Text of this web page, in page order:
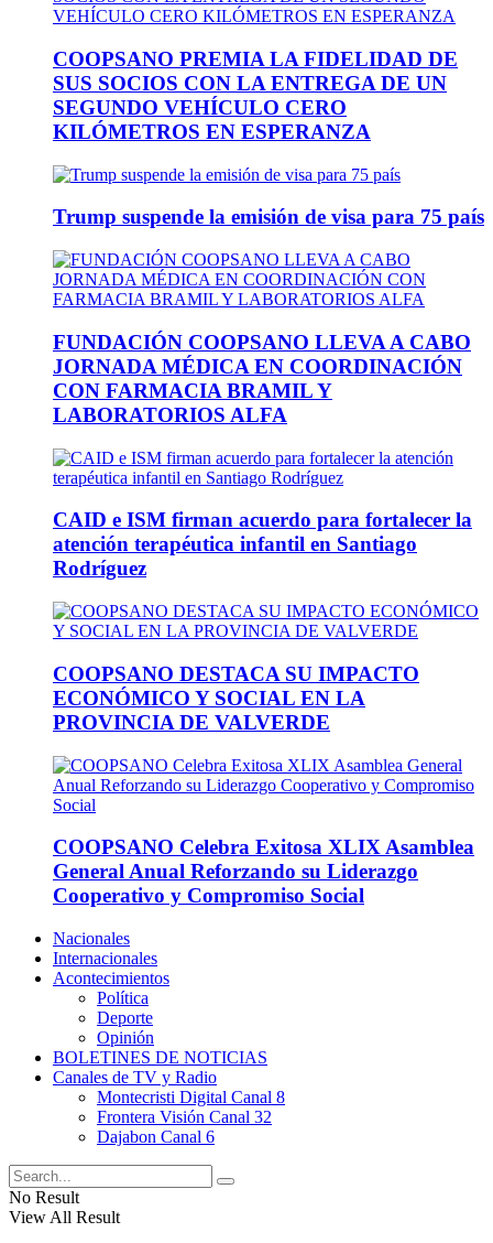
COOPSANO PREMIA LA FIDELIDAD DE
SUS SOCIOS CON LA ENTREGA DE UN
SEGUNDO VEHÍCULO CERO
KILÓMETROS EN ESPERANZA
Trump suspende la emisión de visa para 75 país
FUNDACIÓN COOPSANO LLEVA A CABO
JORNADA MÉDICA EN COORDINACIÓN
CON FARMACIA BRAMIL Y
LABORATORIOS ALFA
CAID e ISM firman acuerdo para fortalecer la
atención terapéutica infantil en Santiago
Rodríguez
COOPSANO DESTACA SU IMPACTO
ECONÓMICO Y SOCIAL EN LA
PROVINCIA DE VALVERDE
COOPSANO Celebra Exitosa XLIX Asamblea
General Anual Reforzando su Liderazgo
Cooperativo y Compromiso Social
Nacionales
Internacionales
Acontecimientos
Política
Deporte
Opinión
BOLETINES DE NOTICIAS
Canales de TV y Radio
Montecristi Digital Canal 8
Frontera Visión Canal 32
Dajabon Canal 6
No Result
View All Result